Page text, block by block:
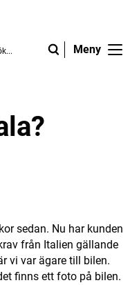
Meny
experterna
sedan. Nu har kunden
från Italien gällande
vi var ägare till bilen.
finns ett foto på bilen.